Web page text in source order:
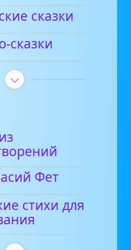
сказки
сказки
Фет
стихи для